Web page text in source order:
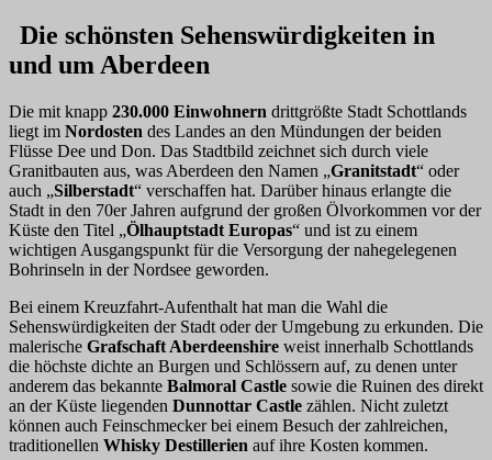
Die schönsten Sehenswürdigkeiten in
und um Aberdeen
Die mit knapp 230.000 Einwohnern drittgrößte Stadt Schottlands
liegt im Nordosten des Landes an den Mündungen der beiden
Flüsse Dee und Don. Das Stadtbild zeichnet sich durch viele
Granitbauten aus, was Aberdeen den Namen „Granitstadt“ oder
auch „Silberstadt“ verschaffen hat. Darüber hinaus erlangte die
Stadt in den 70er Jahren aufgrund der großen Ölvorkommen vor der
Küste den Titel „Ölhauptstadt Europas“ und ist zu einem
wichtigen Ausgangspunkt für die Versorgung der nahegelegenen
Bohrinseln in der Nordsee geworden.
Bei einem Kreuzfahrt-Aufenthalt hat man die Wahl die
Sehenswürdigkeiten der Stadt oder der Umgebung zu erkunden. Die
malerische Grafschaft Aberdeenshire weist innerhalb Schottlands
die höchste dichte an Burgen und Schlössern auf, zu denen unter
anderem das bekannte Balmoral Castle sowie die Ruinen des direkt
an der Küste liegenden Dunnottar Castle zählen. Nicht zuletzt
können auch Feinschmecker bei einem Besuch der zahlreichen,
traditionellen Whisky Destillerien auf ihre Kosten kommen.